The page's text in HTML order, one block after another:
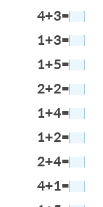
4+3=
1+3=
1+5=
2+2=
1+4=
1+2=
2+4=
4+1=